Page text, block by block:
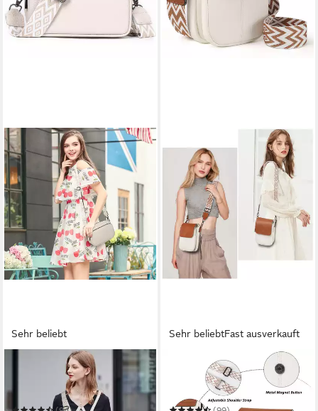
Sehr beliebt
Umhängetasche Damen
Handy Umhängetasche
Kunstleder Crossbody Bag
Sehr beliebtFast ausverkauft
Umhängetasche Damen
Handy Crossbody Bag
Handytasche zum Umhängen